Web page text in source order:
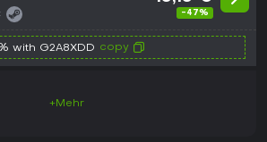
-47%
with G2A8XDD copy
+Mehr